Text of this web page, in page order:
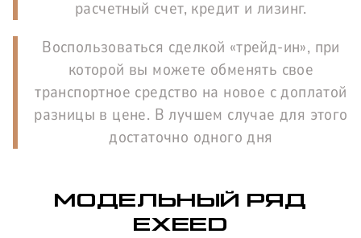
расчетный счет, кредит и лизинг.
Воспользоваться сделкой «трейд-ин», при
которой вы можете обменять свое
транспортное средство на новое с доплатой
разницы в цене. В лучшем случае для этого
достаточно одного дня
МОДЕЛЬНЫЙ РЯД
EXEED